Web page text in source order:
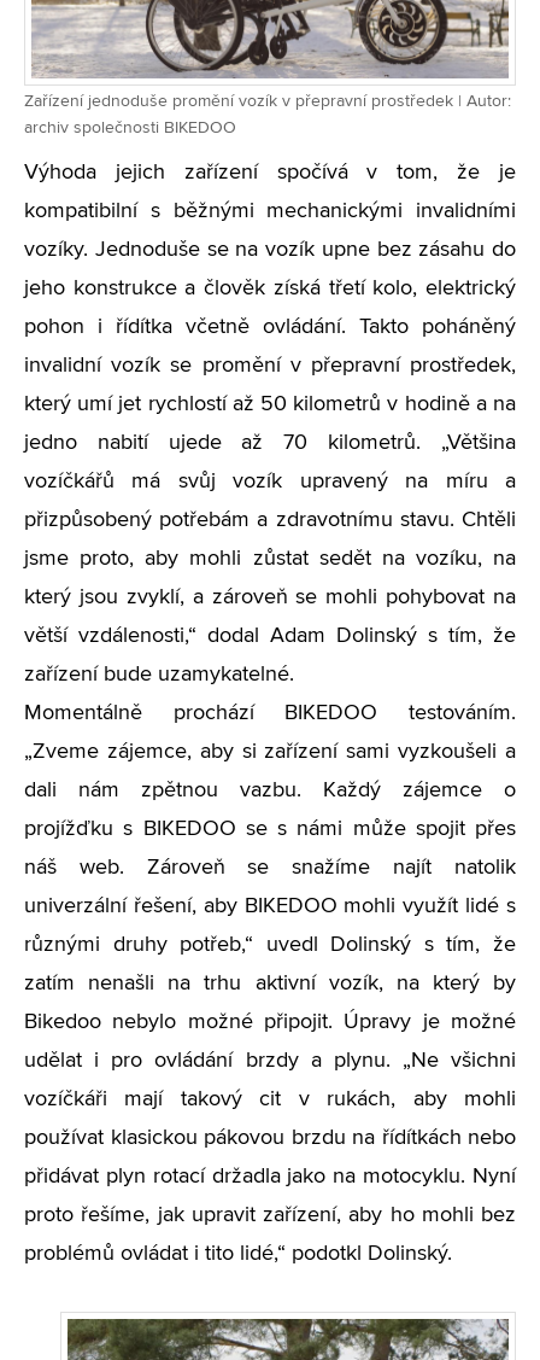
Zařízení jednoduše promění vozík v přepravní prostředek | Autor:
archiv společnosti BIKEDOO
Výhoda jejich zařízení spočívá v tom, že je
kompatibilní s běžnými mechanickými invalidními
vozíky. Jednoduše se na vozík upne bez zásahu do
jeho konstrukce a člověk získá třetí kolo, elektrický
pohon i řídítka včetně ovládání. Takto poháněný
invalidní vozík se promění v přepravní prostředek,
který umí jet rychlostí až 50 kilometrů v hodině a na
jedno nabití ujede až 70 kilometrů. „Většina
vozíčkářů má svůj vozík upravený na míru a
přizpůsobený potřebám a zdravotnímu stavu. Chtěli
jsme proto, aby mohli zůstat sedět na vozíku, na
který jsou zvyklí, a zároveň se mohli pohybovat na
větší vzdálenosti,“ dodal Adam Dolinský s tím, že
zařízení bude uzamykatelné.
Momentálně prochází BIKEDOO testováním.
„Zveme zájemce, aby si zařízení sami vyzkoušeli a
dali nám zpětnou vazbu. Každý zájemce o
projížďku s BIKEDOO se s námi může spojit přes
náš web. Zároveň se snažíme najít natolik
univerzální řešení, aby BIKEDOO mohli využít lidé s
různými druhy potřeb,“ uvedl Dolinský s tím, že
zatím nenašli na trhu aktivní vozík, na který by
Bikedoo nebylo možné připojit. Úpravy je možné
udělat i pro ovládání brzdy a plynu. „Ne všichni
vozíčkáři mají takový cit v rukách, aby mohli
používat klasickou pákovou brzdu na řídítkách nebo
přidávat plyn rotací držadla jako na motocyklu. Nyní
proto řešíme, jak upravit zařízení, aby ho mohli bez
problémů ovládat i tito lidé,“ podotkl Dolinský.